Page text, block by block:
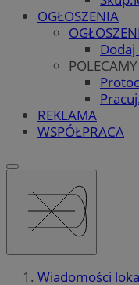
OGŁOSZENIA
Dodaj
POLECAMY
REKLAMA
WSPÓŁPRACA
Wiadomości